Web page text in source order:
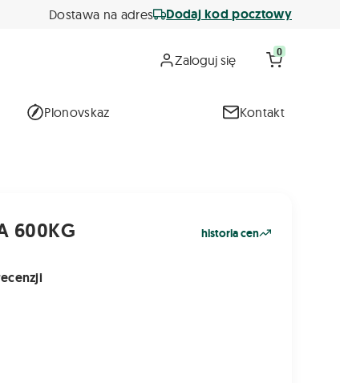
Dostawa na adres Dodaj kod pocztowy
Zaloguj się 0
Plonovskaz Kontakt
600KG historia cen